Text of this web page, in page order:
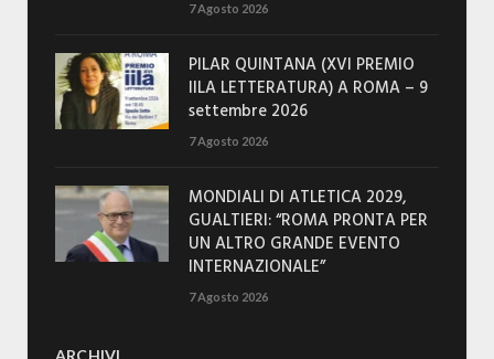
7 Agosto 2026
PILAR QUINTANA (XVI PREMIO
IILA LETTERATURA) A ROMA – 9
settembre 2026
7 Agosto 2026
MONDIALI DI ATLETICA 2029,
GUALTIERI: “ROMA PRONTA PER
UN ALTRO GRANDE EVENTO
INTERNAZIONALE”
7 Agosto 2026